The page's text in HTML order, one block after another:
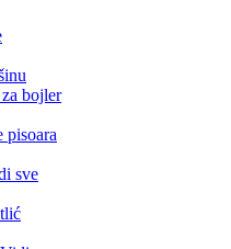
bojler
pisoara
sve